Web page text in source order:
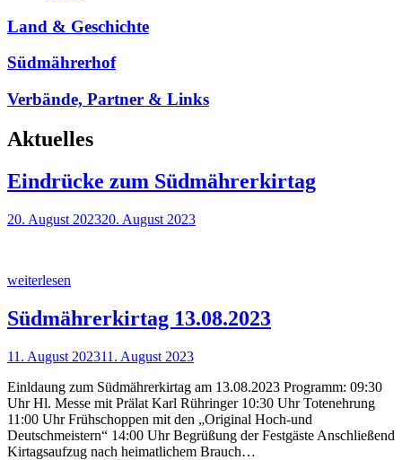
Land & Geschichte
Südmährerhof
Verbände, Partner & Links
Aktuelles
Eindrücke zum Südmährerkirtag
20. August 202320. August 2023
weiterlesen
Südmährerkirtag 13.08.2023
11. August 202311. August 2023
Einldaung zum Südmährerkirtag am 13.08.2023 Programm: 09:30
Uhr Hl. Messe mit Prälat Karl Rühringer 10:30 Uhr Totenehrung
11:00 Uhr Frühschoppen mit den „Original Hoch-und
Deutschmeistern“ 14:00 Uhr Begrüßung der Festgäste Anschließend
Kirtagsaufzug nach heimatlichem Brauch…